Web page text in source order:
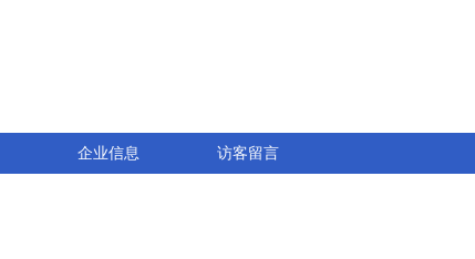
企业信息 访客留言